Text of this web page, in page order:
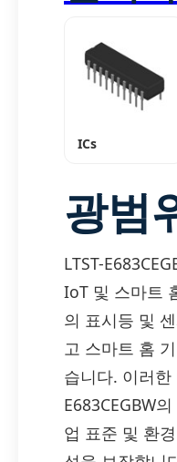
ICs
광범
LTST-
IoT 및 스마트
의 표시등 및
고 스마트 홈
습니다. 이러
E683CEGBW
업 표준 및 환